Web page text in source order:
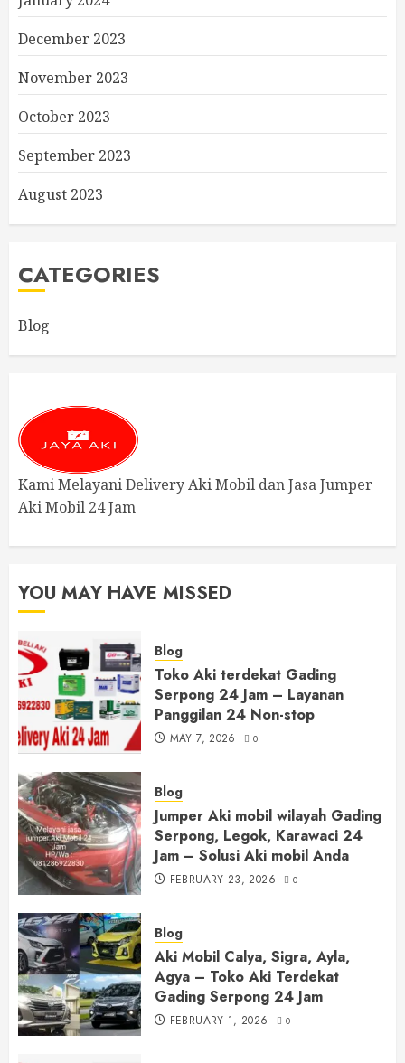
December 2023
November 2023
October 2023
September 2023
August 2023
CATEGORIES
Blog
Kami Melayani Delivery Aki Mobil dan Jasa Jumper
Aki Mobil 24 Jam
YOU MAY HAVE MISSED
Blog
Toko Aki terdekat Gading
Serpong 24 Jam – Layanan
Panggilan 24 Non-stop
MAY 7, 2026 0
Blog
Jumper Aki mobil wilayah Gading
Serpong, Legok, Karawaci 24
Jam – Solusi Aki mobil Anda
FEBRUARY 23, 2026 0
Blog
Aki Mobil Calya, Sigra, Ayla,
Agya – Toko Aki Terdekat
Gading Serpong 24 Jam
FEBRUARY 1, 2026 0